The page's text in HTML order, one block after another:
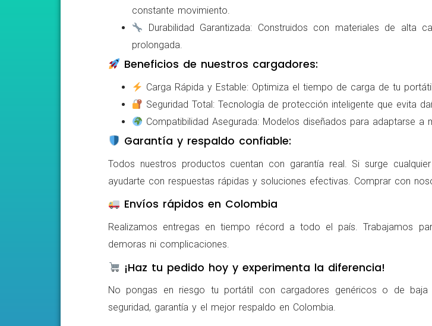
constante movimiento.
Durabilidad Garantizada: Construidos con materiales de alta
prolongada.
Beneficios de nuestros cargadores:
Carga Rápida y Estable: Optimiza el tiempo de carga de tu
Seguridad Total: Tecnología de protección inteligente que evita
Compatibilidad Asegurada: Modelos diseñados para adaptarse
Garantía y respaldo confiable:
Todos nuestros productos cuentan con garantía real. Si surge
ayudarte con respuestas rápidas y soluciones efectivas. Comprar con
Envíos rápidos en Colombia
Realizamos entregas en tiempo récord a todo el país. Trabajamos
demoras ni complicaciones.
¡Haz tu pedido hoy y experimenta la diferencia!
No pongas en riesgo tu portátil con cargadores genéricos o de
seguridad, garantía y el mejor respaldo en Colombia.